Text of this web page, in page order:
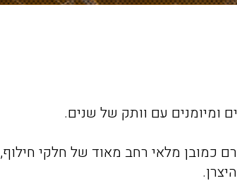
כמובן מלאי רחב מאוד של חלקי חילוף,